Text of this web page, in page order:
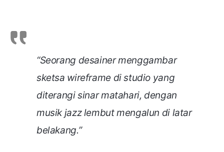
“Seorang desainer menggambar
sketsa wireframe di studio yang
diterangi sinar matahari, dengan
musik jazz lembut mengalun di latar
belakang.”